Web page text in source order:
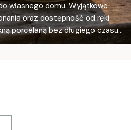
własnego domu. Wyjątkowe
oraz dostępność od ręki
porcelaną bez długiego czasu